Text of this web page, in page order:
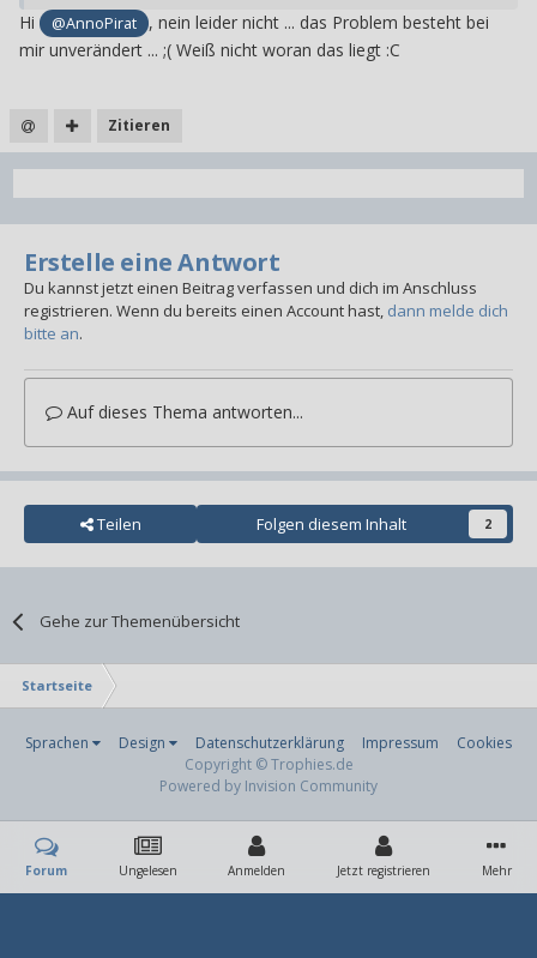
Hi
@AnnoPirat
, nein leider nicht ... das Problem besteht bei
mir unverändert ... ;( Weiß nicht woran das liegt :C
Zitieren
Erstelle eine Antwort
Du kannst jetzt einen Beitrag verfassen und dich im Anschluss
registrieren. Wenn du bereits einen Account hast, dann melde dich
bitte an.
Auf dieses Thema antworten...
Teilen Folgen diesem Inhalt 2
Gehe zur Themenübersicht
Startseite
Sprachen Design Datenschutzerklärung Impressum
Cookies
Copyright © Trophies.de
Powered by Invision Community
Forum Ungelesen Anmelden Jetzt registrieren Mehr